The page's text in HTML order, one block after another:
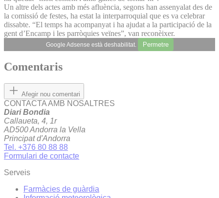
Un altre dels actes amb més afluència, segons han assenyalat des de
la comissió de festes, ha estat la interparroquial que es va celebrar
dissabte. “El temps ha acompanyat i ha ajudat a la participació de la
gent d’Encamp i les parròquies veïnes”, van reconèixer.
Google Adsense està deshabilitat. Permetre
Comentaris
Afegir nou comentari
CONTACTA AMB NOSALTRES
Diari Bondia
Callaueta, 4, 1r
AD500 Andorra la Vella
Principat d'Andorra
Tel. +376 80 88 88
Formulari de contacte
Serveis
Farmàcies de guàrdia